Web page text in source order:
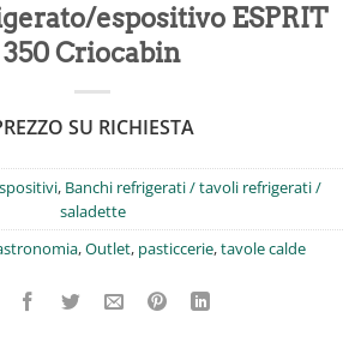
espositivo ESPRIT
350 Criocabin
SU RICHIESTA
, Banchi refrigerati / tavoli refrigerati /
saladette
,Outlet, pasticcerie,tavole calde